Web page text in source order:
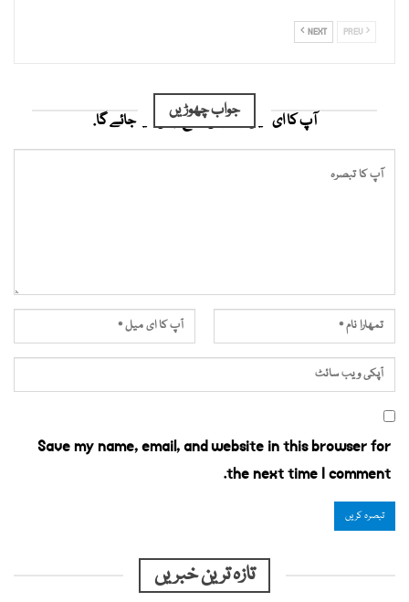
NEXT
جواب چھوڑیں
آپ کا ای میل ایڈریس شائع نہیں کیا جائے گا.
Save my name, email, and website in this browser for
the next time I comment.
تازہ ترین خبریں